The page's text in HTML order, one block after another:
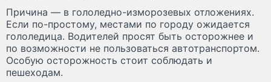
Причина — в гололедно-изморозевых отложениях.
Если по-простому, местами по городу ожидается
гололедица. Водителей просят быть осторожнее и
по возможности не пользоваться автотранспортом.
Особую осторожность стоит соблюдать и
пешеходам.